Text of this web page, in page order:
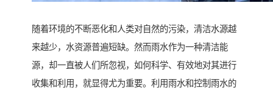
随着环境的不断恶化和人类对自然的污染，清洁水源越
来越少，水资源普遍短缺。然而雨水作为一种清洁能
源，却一直被人们所忽视，如何科学、有效地对其进行
收集和利用，就显得尤为重要。利用雨水和控制雨水的